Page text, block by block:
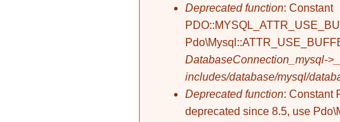
Fehlermeldung
Deprecated function: Constant
DatabaseConnection_mysql-
includes/database/mysql/
Deprecated function: Constant
deprecated since 8.5, use